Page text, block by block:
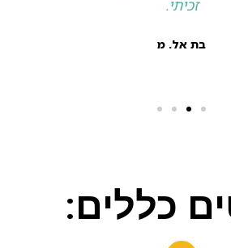
זכיתי.
בת אל. מ
כללים: